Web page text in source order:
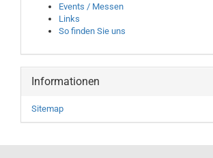
Events / Messen
Links
So finden Sie uns
Informationen
Sitemap